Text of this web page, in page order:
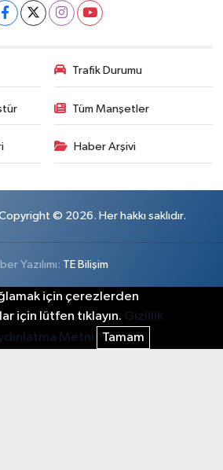
Trafik Durumu
Tüm Manşetler
Haber Arşivi
© 2026. Her hakkı saklıdır.
Yazılımı: TE Bilişim
için çerezlerden
için lütfen tıklayın. Gizlilik
Metni
Tamam